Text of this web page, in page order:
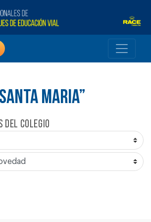
MARIA”
del colegio